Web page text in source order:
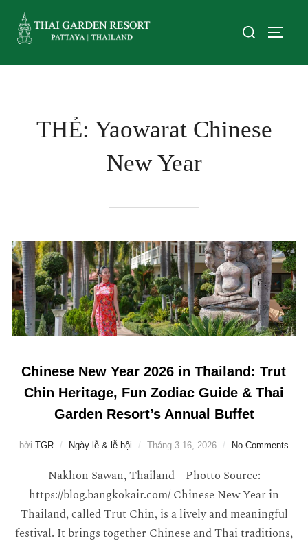
THẺ: Yaowarat Chinese
New Year
Chinese New Year 2026 in Thailand: Trut
Chin Heritage, Fun Zodiac Guide & Thai
Garden Resort’s Annual Buffet
bởi TGR Ngày lễ & lễ hội Tháng 3 16, 2026 No Comments
Nakhon Sawan, Thailand – Photto Source:
https://blog.bangkokair.com/ Chinese New Year in
Thailand, called Trut Chin, is a lively and meaningful
festival. It brings together Chinese and Thai traditions,